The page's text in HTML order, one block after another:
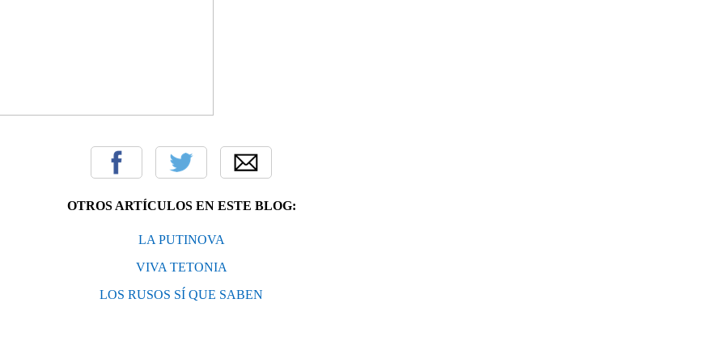
OTROS ARTÍCULOS EN ESTE BLOG:
LA PUTINOVA
VIVA TETONIA
LOS RUSOS SÍ QUE SABEN